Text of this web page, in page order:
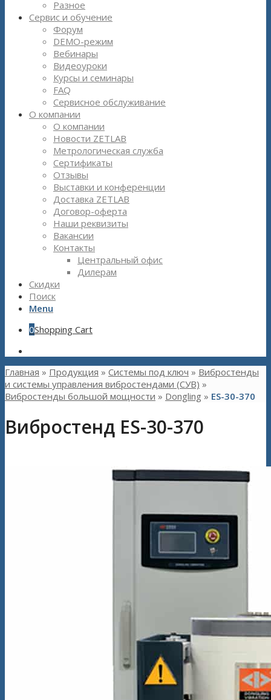
Разное
Сервис и обучение
Форум
DEMO-режим
Вебинары
Видеоуроки
Курсы и семинары
FAQ
Сервисное обслуживание
О компании
О компании
Новости ZETLAB
Метрологическая служба
Сертификаты
Отзывы
Выставки и конференции
Доставка ZETLAB
Договор-оферта
Наши реквизиты
Вакансии
Контакты
Центральный офис
Дилерам
Скидки
Поиск
Menu
0Shopping Cart
Главная » Продукция » Системы под ключ » Вибростенды
и системы управления вибростендами (СУВ) »
Вибростенды большой мощности » Dongling » ES-30-370
Вибростенд ES-30-370